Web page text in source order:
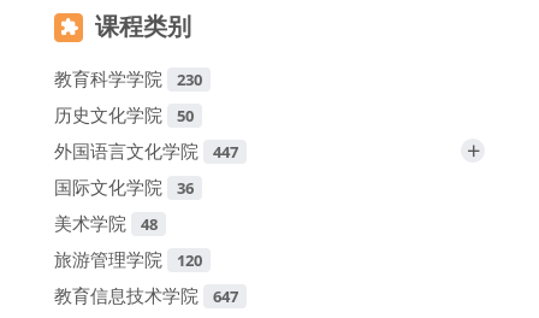
课程类别
教育科学学院 230
历史文化学院 50
外国语言文化学院 447 +
国际文化学院 36
美术学院 48
旅游管理学院 120
教育信息技术学院 647